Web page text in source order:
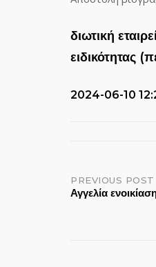
διωτική
ειδικότητας
2024-06-10
Post
PREVIOUS POST
Αγγελία